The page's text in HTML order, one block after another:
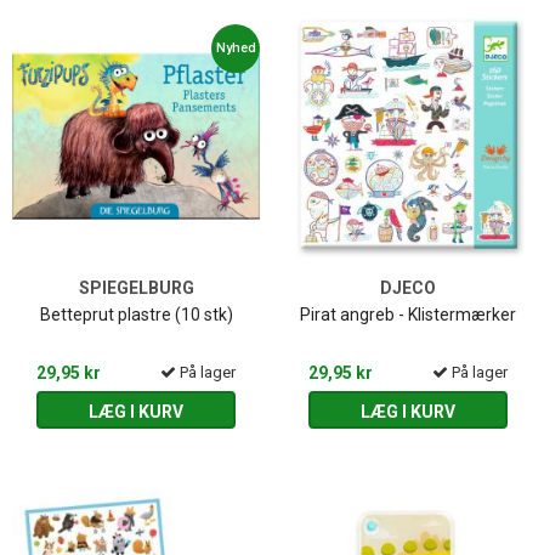
Nyhed
SPIEGELBURG
Betteprut plastre (10 stk)
29,95 kr På lager
LÆG I KURV
DJECO
Pirat angreb - Klistermærker
29,95 kr På lager
LÆG I KURV